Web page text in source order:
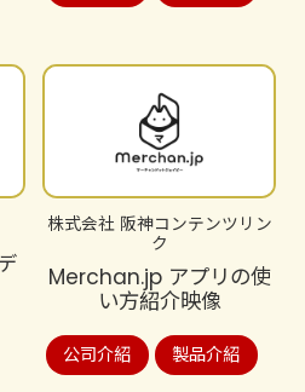
株式会社 阪神コンテンツリン
ク
Merchan.jp アプリの使
い方紹介映像
公司介紹 製品介紹